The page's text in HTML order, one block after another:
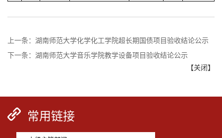
上一条： 湖南师范大学化学化工学院超长期国债项目验收结论公示
下一条： 湖南师范大学音乐学院教学设备项目验收结论公示
【关闭】
常用链接